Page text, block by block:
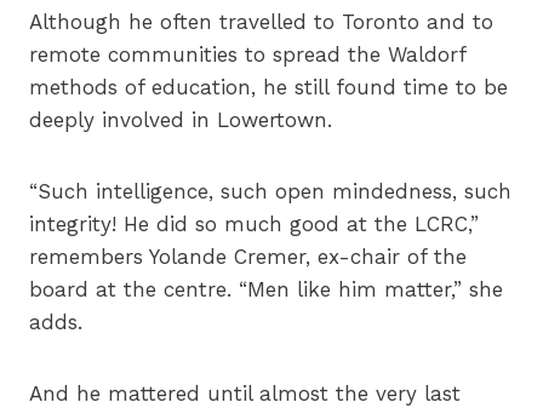
Although he often travelled to Toronto and to
remote communities to spread the Waldorf
methods of education, he still found time to be
deeply involved in Lowertown.
“Such intelligence, such open mindedness, such
integrity! He did so much good at the LCRC,”
remembers Yolande Cremer, ex-chair of the
board at the centre. “Men like him matter,” she
adds.
And he mattered until almost the very last